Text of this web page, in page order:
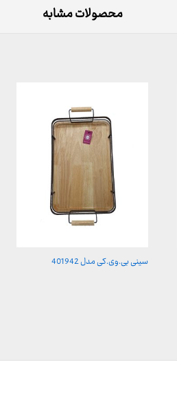
محصولات مشابه
سینی بی.وی.کی مدل 401942